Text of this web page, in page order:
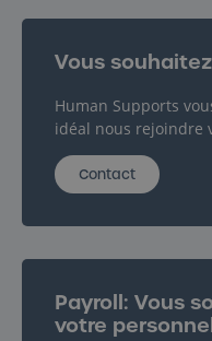
Contact
Vous
Human Supports
idéal nous rejoindre
Contact
Inscrivez votre
Payroll: Vous
votre